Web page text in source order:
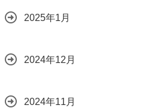
2025年1月
2024年12月
2024年11月